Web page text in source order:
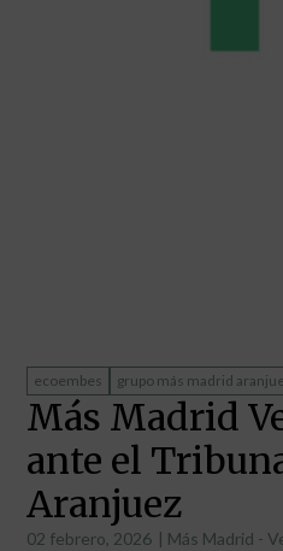
ecoembes grupo más madrid
Más Madrid
ante el
Aranjuez
02 febrero, 2026 | Más Madrid -